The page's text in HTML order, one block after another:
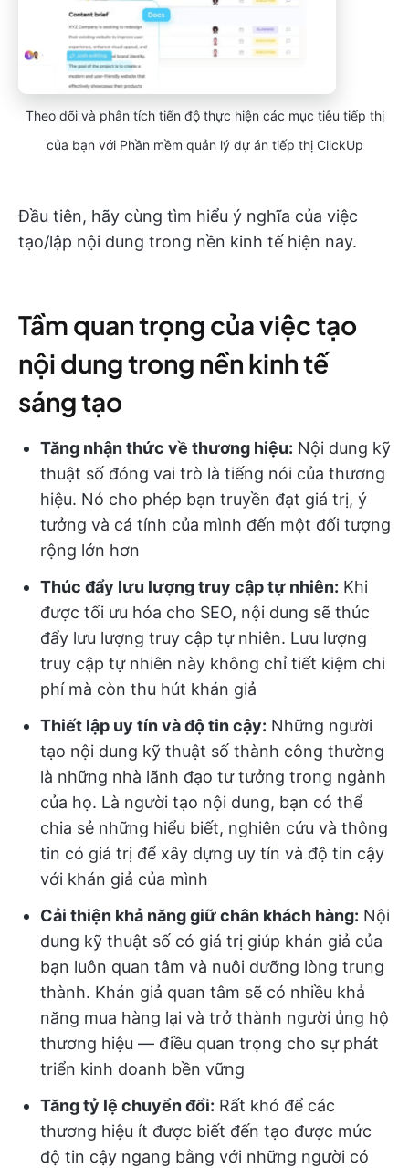
Theo dõi và phân tích tiến độ thực hiện các mục tiêu tiếp thị
của bạn với Phần mềm quản lý dự án tiếp thị ClickUp
Đầu tiên, hãy cùng tìm hiểu ý nghĩa của việc
tạo/lập nội dung trong nền kinh tế hiện nay.
Tầm quan trọng của việc tạo
nội dung trong nền kinh tế
sáng tạo
Tăng nhận thức về thương hiệu: Nội dung kỹ
thuật số đóng vai trò là tiếng nói của thương
hiệu. Nó cho phép bạn truyền đạt giá trị, ý
tưởng và cá tính của mình đến một đối tượng
rộng lớn hơn
Thúc đẩy lưu lượng truy cập tự nhiên: Khi
được tối ưu hóa cho SEO, nội dung sẽ thúc
đẩy lưu lượng truy cập tự nhiên. Lưu lượng
truy cập tự nhiên này không chỉ tiết kiệm chi
phí mà còn thu hút khán giả
Thiết lập uy tín và độ tin cậy: Những người
tạo nội dung kỹ thuật số thành công thường
là những nhà lãnh đạo tư tưởng trong ngành
của họ. Là người tạo nội dung, bạn có thể
chia sẻ những hiểu biết, nghiên cứu và thông
tin có giá trị để xây dựng uy tín và độ tin cậy
với khán giả của mình
Cải thiện khả năng giữ chân khách hàng: Nội
dung kỹ thuật số có giá trị giúp khán giả của
bạn luôn quan tâm và nuôi dưỡng lòng trung
thành. Khán giả quan tâm sẽ có nhiều khả
năng mua hàng lại và trở thành người ủng hộ
thương hiệu — điều quan trọng cho sự phát
triển kinh doanh bền vững
Tăng tỷ lệ chuyển đổi: Rất khó để các
thương hiệu ít được biết đến tạo được mức
độ tin cậy ngang bằng với những người có